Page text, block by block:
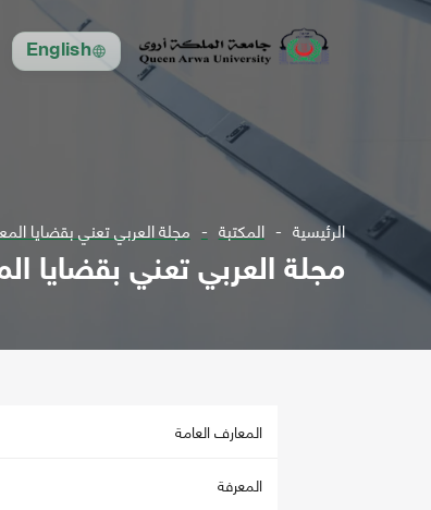
English
الرئيسية المكتبة مجلة العربي تعني بقضايا المعارف
مجلة العربي تعني بقضايا المعارف
المعارف العامة
المعرفة